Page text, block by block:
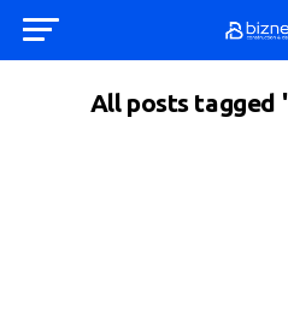
All posts tagged